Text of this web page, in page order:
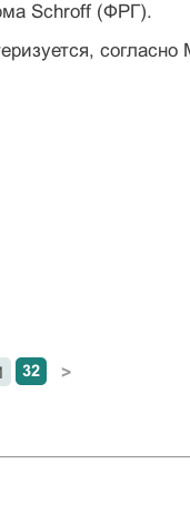
Schroff (ФРГ).
32 >